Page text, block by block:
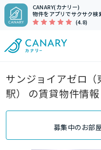
CANARY(カナリー)
物件をアプリでサクサク検
(4.8)
サンジョイアゼロ
駅） の賃貸物件情報
募集中のお部